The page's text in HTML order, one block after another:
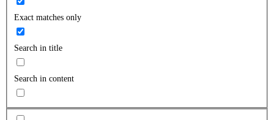
Exact matches only
Search in title
Search in content